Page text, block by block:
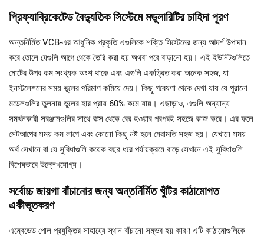
প্রিফ্যাব্রিকেটেড বৈদ্যুতিক সিস্টেমে মডুলারিটির চাহিদা পূরণ
অন্তর্নির্মিত VCB-এর আধুনিক প্রকৃতি এগুলিকে শক্তি সিস্টেমের জন্য আদর্শ উপাদান
করে তোলে যেগুলি আগে থেকে তৈরি করা হয় অথবা পরে বাড়ানো হয়। এই ইউনিটগুলিতে
মোটের উপর কম সংখ্যক অংশ থাকে এবং এগুলি একত্রিত করা অনেক সহজ, যা
ইনস্টলেশনের সময় ভুলের পরিমাণ কমিয়ে দেয়। কিছু গবেষণা থেকে দেখা যায় যে পুরানো
মডেলগুলির তুলনায় ভুলের হার প্রায় 60% কমে যায়। এছাড়াও, এগুলি অন্যান্য
সমর্থনকারী সরঞ্জামগুলির সাথে বাক্স থেকে বের হওয়ার পরপরই সহজে কাজ করে। এর ফলে
সেটআপের সময় কম লাগে এবং কোনো কিছু নষ্ট হলে মেরামতি সহজ হয়। যেখানে সময়
অর্থ সেখানে বা যে সুবিধাগুলি কয়েক বছর ধরে পর্যায়ক্রমে বাড়ে সেখানে এই সুবিধাগুলি
বিশেষভাবে উল্লেখযোগ্য।
সর্বোচ্চ জায়গা বাঁচানোর জন্য অন্তর্নির্মিত খুঁটির কাঠামোগত
একীভূতকরণ
এম্বেডেড পোল প্রযুক্তির সাহায্যে স্থান বাঁচানো সম্ভব হয় কারণ এটি কাঠামোগুলিকে